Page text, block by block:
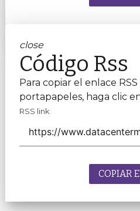
close
Código Rss
Para copiar el enlace RSS
portapapeles, haga clic
RSS link
COPIAR